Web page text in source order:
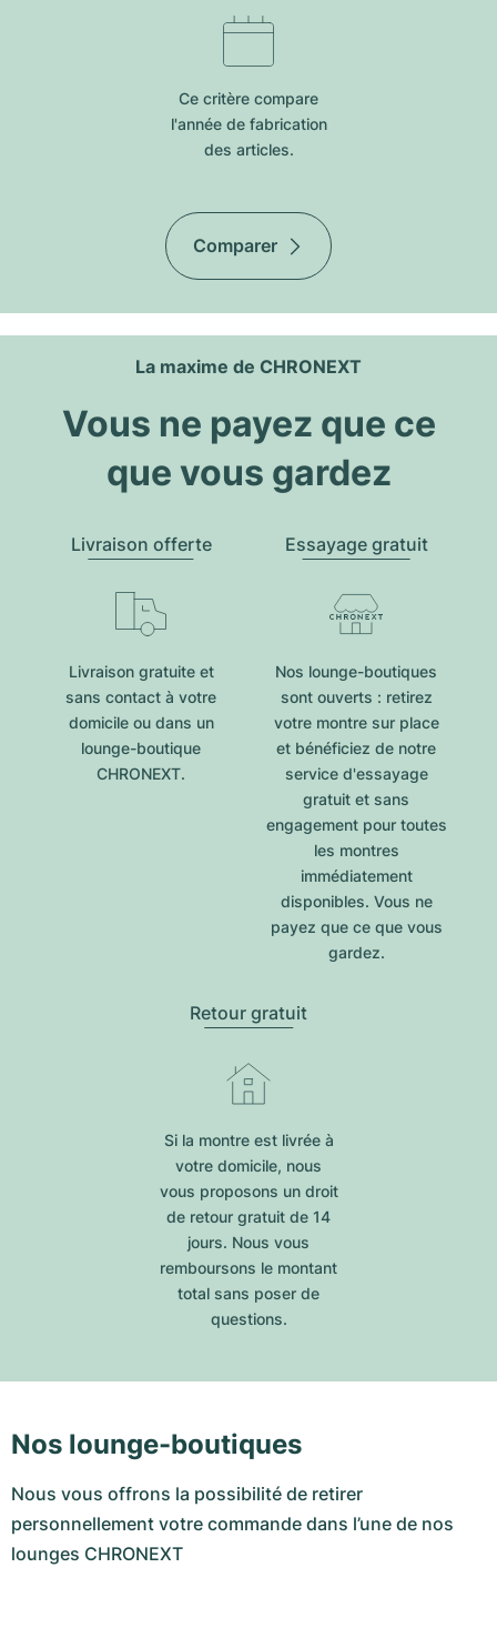
Ce critère compare
l'année de fabrication
des articles.
Comparer
La maxime de CHRONEXT
Vous ne payez que ce
que vous gardez
Livraison offerte
Livraison gratuite et
sans contact à votre
domicile ou dans un
lounge-boutique
CHRONEXT.
Essayage gratuit
Nos lounge-boutiques
sont ouverts : retirez
votre montre sur place
et bénéficiez de notre
service d'essayage
gratuit et sans
engagement pour toutes
les montres
immédiatement
disponibles. Vous ne
payez que ce que vous
gardez.
Retour gratuit
Si la montre est livrée à
votre domicile, nous
vous proposons un droit
de retour gratuit de 14
jours. Nous vous
remboursons le montant
total sans poser de
questions.
Nos lounge-boutiques
Nous vous offrons la possibilité de retirer
personnellement votre commande dans l’une de nos
lounges CHRONEXT